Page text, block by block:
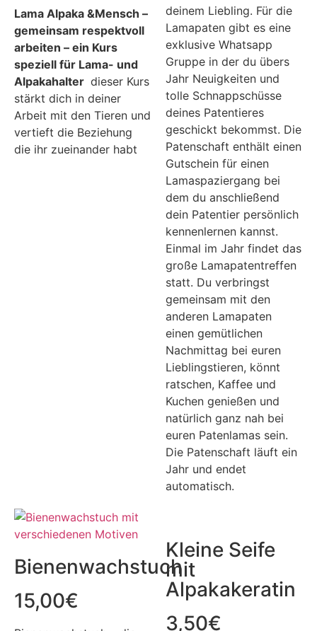
Lama Alpaka &Mensch –
gemeinsam respektvoll
arbeiten – ein Kurs
speziell für Lama- und
Alpakahalter dieser Kurs
stärkt dich in deiner
Arbeit mit den Tieren und
vertieft die Beziehung
die ihr zueinander habt
deinem Liebling. Für die
Lamapaten gibt es eine
exklusive Whatsapp
Gruppe in der du übers
Jahr Neuigkeiten und
tolle Schnappschüsse
deines Patentieres
geschickt bekommst. Die
Patenschaft enthält einen
Gutschein für einen
Lamaspaziergang bei
dem du anschließend
dein Patentier persönlich
kennenlernen kannst.
Einmal im Jahr findet das
große Lamapatentreffen
statt. Du verbringst
gemeinsam mit den
anderen Lamapaten
einen gemütlichen
Nachmittag bei euren
Lieblingstieren, könnt
ratschen, Kaffee und
Kuchen genießen und
natürlich ganz nah bei
euren Patenlamas sein.
Die Patenschaft läuft ein
Jahr und endet
automatisch.
Bienenwachstuch
15,00€
Kleine Seife
mit
Alpakakeratin
3,50€